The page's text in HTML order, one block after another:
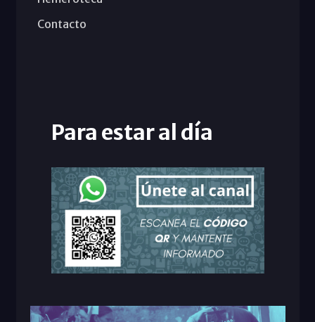
Contacto
Para estar al día